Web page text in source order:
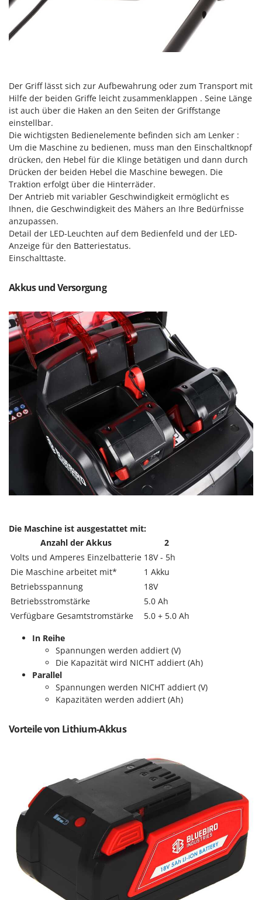
Spiralmac
Stocker
Sunseeker
T
Tecla
TecnoGen
Tellarini Pompe
Telwin
Tenco
Tineco
Titania
Tre Spade
Trotec
Troy-Bilt
U
Udor
Unger
V
Verdemax
Vesco
W
Waldner
WIDU
Wiper EcoRobot
Wolf Garten
Wortex
Worx
Yard Force
Zanon
Zephir
ZGrills
Der Griff lässt sich zur Aufbewahrung oder zum Transport mit
Hilfe der beiden Griffe leicht zusammenklappen . Seine Länge
ist auch über die Haken an den Seiten der Griffstange
einstellbar.
Die wichtigsten Bedienelemente befinden sich am Lenker :
Um die Maschine zu bedienen, muss man den Einschaltknopf
drücken, den Hebel für die Klinge betätigen und dann durch
Drücken der beiden Hebel die Maschine bewegen. Die
Traktion erfolgt über die Hinterräder.
Der Antrieb mit variabler Geschwindigkeit ermöglicht es
Ihnen, die Geschwindigkeit des Mähers an Ihre Bedürfnisse
anzupassen.
Detail der LED-Leuchten auf dem Bedienfeld und der LED-
Anzeige für den Batteriestatus.
Einschalttaste.
Akkus und Versorgung
Die Maschine ist ausgestattet mit:
Anzahl der Akkus
2
Volts und Amperes Einzelbatterie 18V - 5h
Die Maschine arbeitet mit*
1 Akku
Betriebsspannung
18V
Betriebsstromstärke
5.0 Ah
Verfügbare Gesamtstromstärke
5.0 + 5.0 Ah
In Reihe
Spannungen werden addiert (V)
Die Kapazität wird NICHT addiert (Ah)
Parallel
Spannungen werden NICHT addiert (V)
Kapazitäten werden addiert (Ah)
Vorteile von Lithium-Akkus